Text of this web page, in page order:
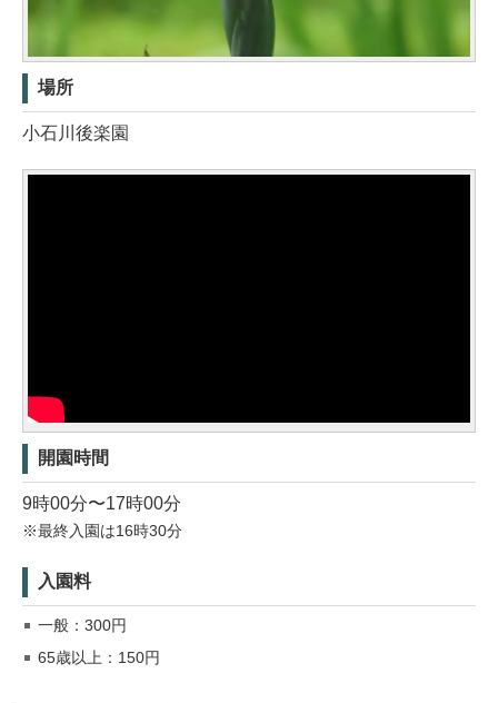
場所
小石川後楽園
開園時間
9時00分〜17時00分
※最終入園は16時30分
入園料
一般：300円
65歳以上：150円